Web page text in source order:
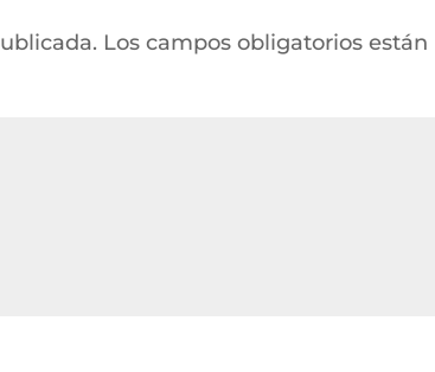
Los campos obligatorios están